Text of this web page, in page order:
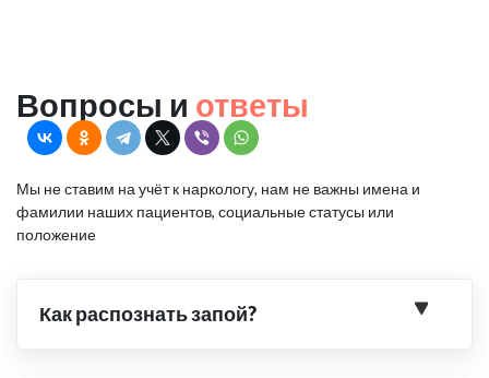
Вопросы и ответы
Мы не ставим на учёт к наркологу, нам не важны имена и
фамилии наших пациентов, социальные статусы или
положение
Как распознать запой?